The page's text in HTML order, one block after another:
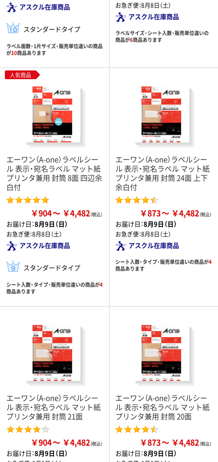
アスクル在庫商品
スタンダードタイプ
ラベル面数・1片サイズ・販売単位違いの商品
が10商品あります
お急ぎ便：8月8日（土）
アスクル在庫商品
ラベルサイズ・シート入数・販売単位違いの
商品が6商品あります
人気商品
エーワン（A-one）ラベルシー
ル 表示・宛名ラベル マット紙
プリンタ兼用 封筒 8面 四辺余
白付
￥904 ￥4,482
お届け日：8月9日（日）
お急ぎ便：8月8日（土）
アスクル在庫商品
スタンダードタイプ
シート入数・タイプ・販売単位違いの商品が4
商品あります
エーワン（A-one）ラベルシー
ル 表示・宛名ラベル マット紙
プリンタ兼用 封筒 24面 上下
余白付
￥873 ￥4,482
お届け日：8月9日（日）
お急ぎ便：8月8日（土）
アスクル在庫商品
シート入数・タイプ・販売単位違いの商品が4
商品あります
エーワン（A-one）ラベルシー
ル 表示・宛名ラベル マット紙
プリンタ兼用 封筒 21面
￥904 ￥4,482
お届け日：8月9日（日）
エーワン（A-one）ラベルシー
ル 表示・宛名ラベル マット紙
プリンタ兼用 封筒 20面
￥873 ￥4,482
お届け日：8月9日（日）